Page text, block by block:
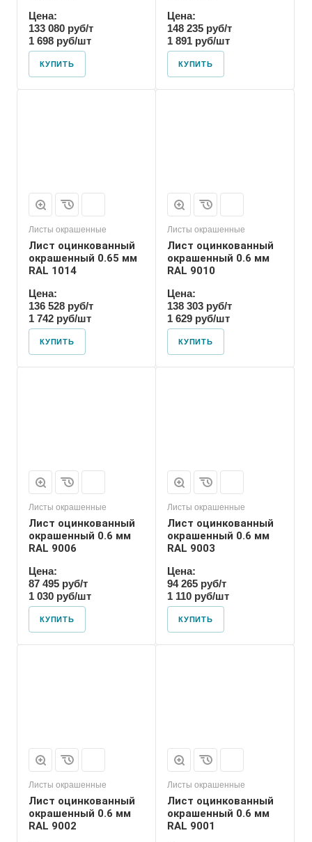
Цена:
133 080 руб/т
1 698 руб/шт
КУПИТЬ
Цена:
148 235 руб/т
1 891 руб/шт
КУПИТЬ
Листы окрашенные
Лист оцинкованный
окрашенный 0.65 мм
RAL 1014
Цена:
136 528 руб/т
1 742 руб/шт
КУПИТЬ
Листы окрашенные
Лист оцинкованный
окрашенный 0.6 мм
RAL 9010
Цена:
138 303 руб/т
1 629 руб/шт
КУПИТЬ
Листы окрашенные
Лист оцинкованный
окрашенный 0.6 мм
RAL 9006
Цена:
87 495 руб/т
1 030 руб/шт
КУПИТЬ
Листы окрашенные
Лист оцинкованный
окрашенный 0.6 мм
RAL 9003
Цена:
94 265 руб/т
1 110 руб/шт
КУПИТЬ
Листы окрашенные
Лист оцинкованный
окрашенный 0.6 мм
RAL 9002
Листы окрашенные
Лист оцинкованный
окрашенный 0.6 мм
RAL 9001